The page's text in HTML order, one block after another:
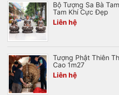
Bộ Tượng Sa Bà
Tam Khí Cực Đẹp
Liên hệ
Tượng Phật Thiên
Cao 1m27
Liên hệ